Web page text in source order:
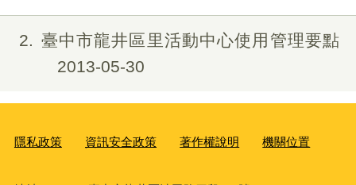
2
臺中市龍井區里活動中心使用管理要點
2013-05-30
隱私政策 資訊安全政策 著作權說明 機關位置